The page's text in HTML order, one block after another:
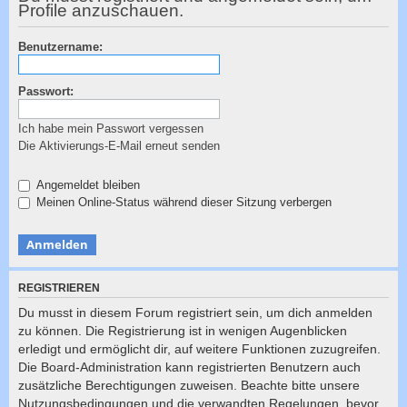
Profile anzuschauen.
Benutzername:
Passwort:
Ich habe mein Passwort vergessen
Die Aktivierungs-E-Mail erneut senden
Angemeldet bleiben
Meinen Online-Status während dieser Sitzung verbergen
REGISTRIEREN
Du musst in diesem Forum registriert sein, um dich anmelden
zu können. Die Registrierung ist in wenigen Augenblicken
erledigt und ermöglicht dir, auf weitere Funktionen zuzugreifen.
Die Board-Administration kann registrierten Benutzern auch
zusätzliche Berechtigungen zuweisen. Beachte bitte unsere
Nutzungsbedingungen und die verwandten Regelungen, bevor